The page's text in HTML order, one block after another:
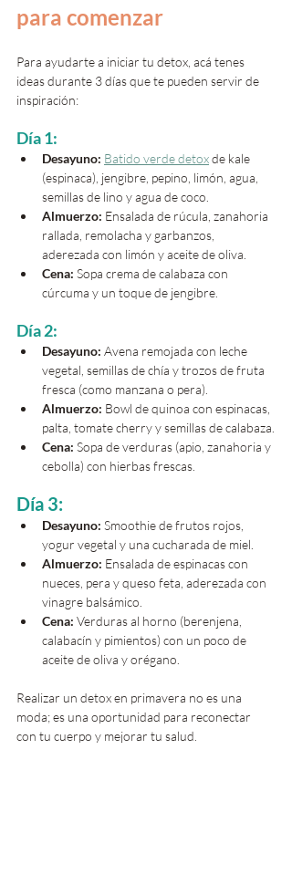
para comenzar
Para ayudarte a iniciar tu detox, acá tenes
ideas durante 3 días que te pueden servir de
inspiración:
Día 1:
Desayuno: Batido verde detox de kale
(espinaca), jengibre, pepino, limón, agua,
semillas de lino y agua de coco.
Almuerzo: Ensalada de rúcula, zanahoria
rallada, remolacha y garbanzos,
aderezada con limón y aceite de oliva.
Cena: Sopa crema de calabaza con
cúrcuma y un toque de jengibre.
Día 2:
Desayuno: Avena remojada con leche
vegetal, semillas de chía y trozos de fruta
fresca (como manzana o pera).
Almuerzo: Bowl de quinoa con espinacas,
palta, tomate cherry y semillas de calabaza.
Cena: Sopa de verduras (apio, zanahoria y
cebolla) con hierbas frescas.
Día 3:
Desayuno: Smoothie de frutos rojos,
yogur vegetal y una cucharada de miel.
Almuerzo: Ensalada de espinacas con
nueces, pera y queso feta, aderezada con
vinagre balsámico.
Cena: Verduras al horno (berenjena,
calabacín y pimientos) con un poco de
aceite de oliva y orégano.
Realizar un detox en primavera no es una
moda; es una oportunidad para reconectar
con tu cuerpo y mejorar tu salud.